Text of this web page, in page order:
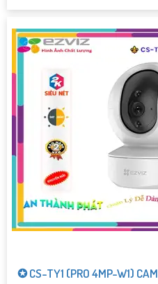
✪ CS-TY1 (PRO 4MP-W1)